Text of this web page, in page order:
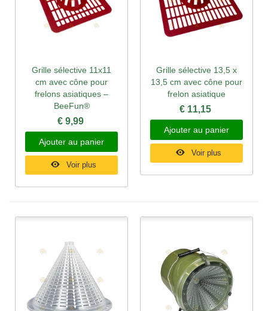
Grille sélective 11x11
cm avec cône pour
frelons asiatiques –
BeeFun®
€ 9,99
Ajouter au panier
Voir plus
Grille sélective 13,5 x
13,5 cm avec cône pour
frelon asiatique
€ 11,15
Ajouter au panier
Voir plus